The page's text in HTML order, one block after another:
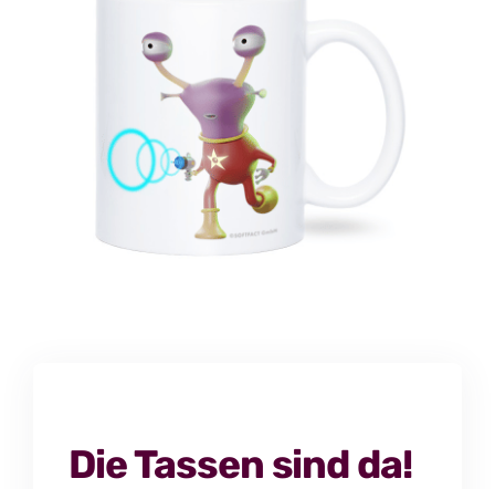
Die Tassen sind da!